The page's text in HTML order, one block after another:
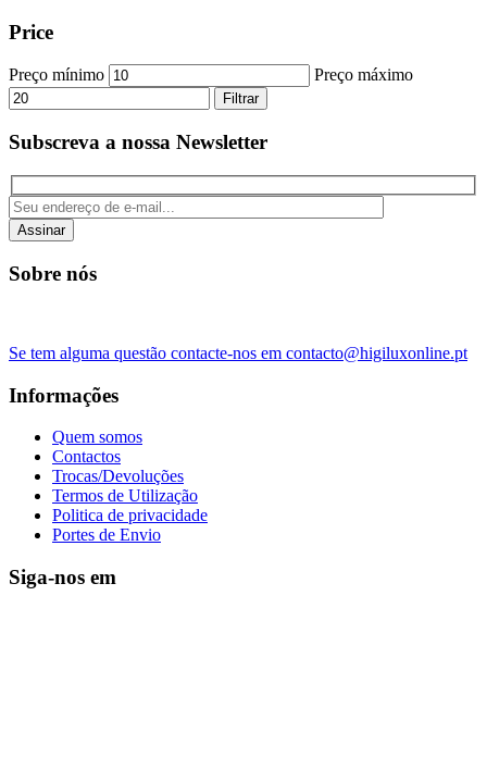
Price
Preço mínimo Preço máximo
Filtrar
Subscreva a nossa Newsletter
Assinar
Sobre nós
Se tem alguma questão contacte-nos em contacto@higiluxonline.pt
Informações
Quem somos
Contactos
Trocas/Devoluções
Termos de Utilização
Politica de privacidade
Portes de Envio
Siga-nos em